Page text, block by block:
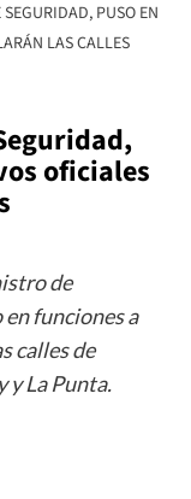
PUSO EN
LAS CALLES
oficiales
de
funciones a
calles de
y La Punta.